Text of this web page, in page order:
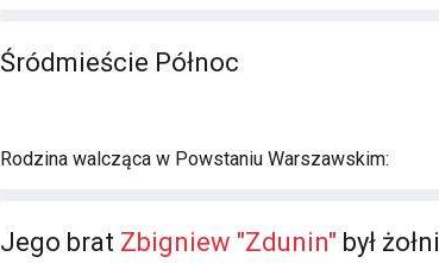
Śródmieście Północ
Rodzina walcząca w Powstaniu Warszawskim:
Jego brat Zbigniew "Zdunin" był